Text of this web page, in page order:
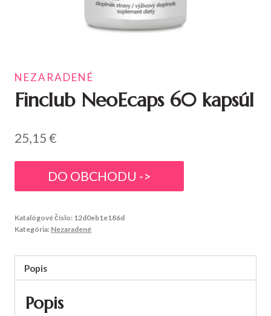
NEZARADENÉ
Finclub NeoEcaps 60 kapsúl
25,15€
DO OBCHODU ->
Katalógové číslo: 12d0eb1e186d
Kategória: Nezaradené
Popis
Popis